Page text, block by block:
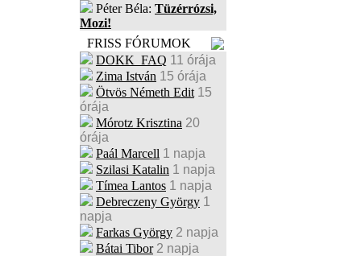
Péter Béla: Tüzérrózsi,
Mozi!
FRISS FÓRUMOK
DOKK_FAQ 11 órája
Zima István 15 órája
Ötvös Németh Edit 15
órája
Mórotz Krisztina 20
órája
Paál Marcell 1 napja
Szilasi Katalin 1 napja
Tímea Lantos 1 napja
Debreczeny György 1
napja
Farkas György 2 napja
Bátai Tibor 2 napja